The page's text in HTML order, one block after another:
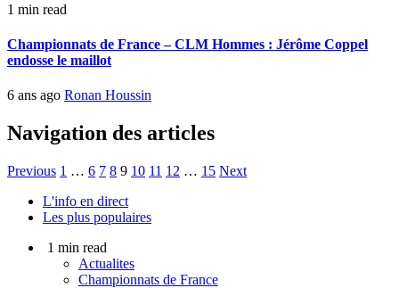
1 min read
Championnats de France – CLM Hommes : Jérôme Coppel
endosse le maillot
6 ans ago Ronan Houssin
Navigation des articles
Previous 1 … 6 7 8 9 10 11 12 … 15 Next
L'info en direct
Les plus populaires
1 min read
Actualites
Championnats de France